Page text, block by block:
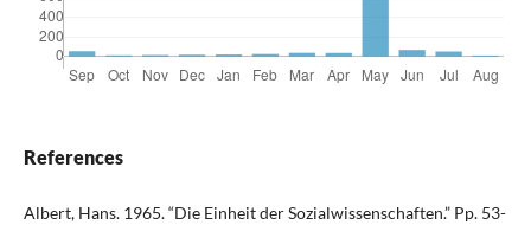
References
Albert, Hans. 1965. “Die Einheit der Sozialwissenschaften.” Pp. 53-